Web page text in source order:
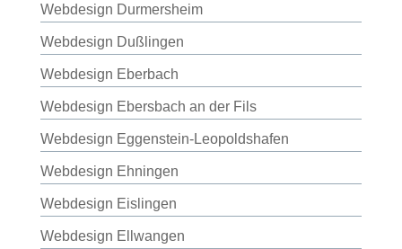
Webdesign Durmersheim
Webdesign Dußlingen
Webdesign Eberbach
Webdesign Ebersbach an der Fils
Webdesign Eggenstein-Leopoldshafen
Webdesign Ehningen
Webdesign Eislingen
Webdesign Ellwangen